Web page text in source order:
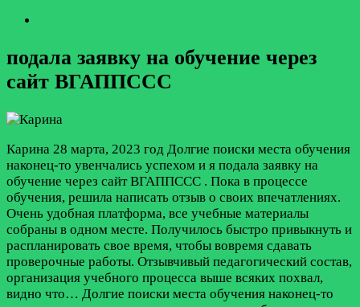
подала заявку на обучение через
сайт ВГАППССС
Карина 28 марта, 2023 год Долгие поиски места обучения
наконец-то увенчались успехом и я подала заявку на
обучение через сайт ВГАППССС . Пока в процессе
обучения, решила написать отзыв о своих впечатлениях.
Очень удобная платформа, все учебные материалы
собраны в одном месте. Получилось быстро привыкнуть и
распланировать свое время, чтобы вовремя сдавать
проверочные работы. Отзывчивый педагогический состав,
организация учебного процесса выше всяких похвал,
видно что… Долгие поиски места обучения наконец-то